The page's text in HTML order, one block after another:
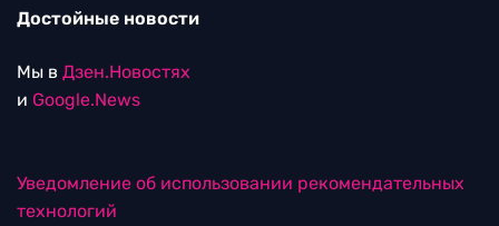
Достойные новости
Мы в Дзен.Новостях
и Google.News
Уведомление об использовании рекомендательных
технологий